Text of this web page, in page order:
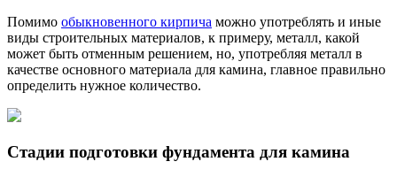
Помимо обыкновенного кирпича можно употреблять и иные
виды строительных материалов, к примеру, металл, какой
может быть отменным решением, но, употребляя металл в
качестве основного материала для камина, главное правильно
определить нужное количество.
Стадии подготовки фундамента для камина